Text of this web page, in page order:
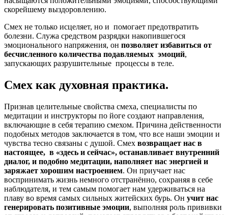
скорейшему выздоровлению.
Смех не только исцеляет, но и помогает предотвратить
болезни. Служа средством разрядки накопившегося
эмоционального напряжения, он позволяет избавиться от
бесчисленного количества подавляемых эмоций,
запускающих разрушительные процессы в теле.
Смех как духовная практика.
Признав целительные свойства смеха, специалисты по
медитации и инструкторы по йоге создают направления,
включающие в себя терапию смехом. Причина действенности
подобных методов заключается в том, что все наши эмоции и
чувства тесно связаны с душой. Смех возвращает нас в
настоящее, в «здесь и сейчас», останавливает внутренний
диалог, и подобно медитации, наполняет нас энергией и
заряжает хорошим настроением. Он приучает нас
воспринимать жизнь немного отстранённо, сохраняя в себе
наблюдателя, и тем самым помогает нам удерживаться на
плаву во время самых сильных житейских бурь. Он учит нас
генерировать позитивные эмоции, выполняя роль прививки